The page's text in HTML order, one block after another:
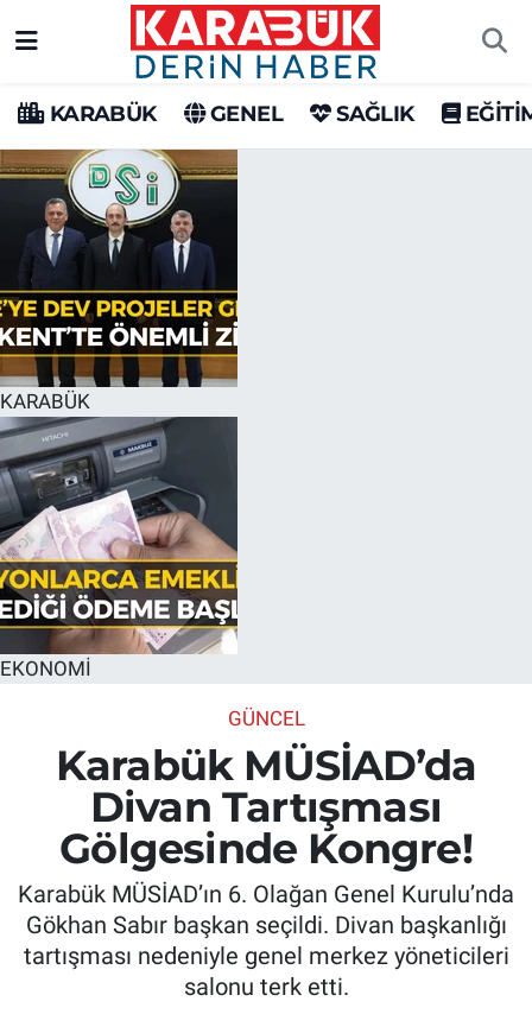
KARABÜK GENEL SAĞLIK
KARABÜK
EKONOMİ
GÜNCEL
Karabük MÜSİAD’da
Divan Tartışması
Gölgesinde Kongre!
Karabük MÜSİAD’ın 6. Olağan Genel Kurulu’nda
Gökhan Sabır başkan seçildi. Divan başkanlığı
tartışması nedeniyle genel merkez yöneticileri
salonu terk etti.
Karabük Hava Durumu
Karabük Trafik Yoğunluk Haritası
Süper Lig Puan Durumu ve Fikstür
Tüm Manşetler
Son Dakika Haberleri
Haber Arşivi